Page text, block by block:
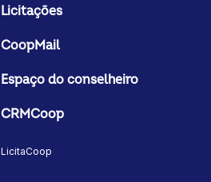
Licitações
CoopMail
Espaço do conselheiro
CRMCoop
LicitaCoop